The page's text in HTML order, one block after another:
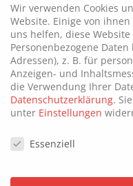
Wir verwenden Cookies
Website. Einige von
uns helfen, diese
Personenbezogene
Adressen), z. B. für
Anzeigen- und
die Verwendung Ihrer
Datenschutzerklärung.
unter Einstellungen
Essenziell